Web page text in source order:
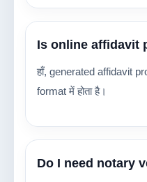
Is online affidavit
हाँ, generated affidavit
format में होता है।
Do I need notary